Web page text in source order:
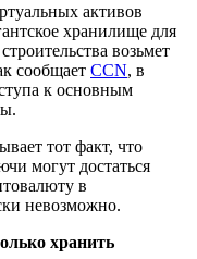
активов
хранилище для
возьмет
сообщает CCN, в
к основным
тот факт, что
могут достаться
в
невозможно.
хранить